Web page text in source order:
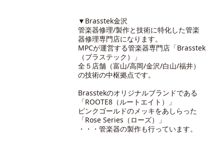
▼Brasstek金沢
管楽器修理/製作と技術に特化した管楽
器修理専門店になります。
MPCが運営する管楽器専門店「Brasstek
（ブラステック）」
全５店舗（富山/高岡/金沢/白山/福井）
の技術の中枢拠点です。
Brasstekのオリジナルブランドである
「ROOTE8（ルートエイト）」
ピンクゴールドのメッキをあしらった
「Rose Series（ローズ）」
・・・管楽器の製作も行っています。